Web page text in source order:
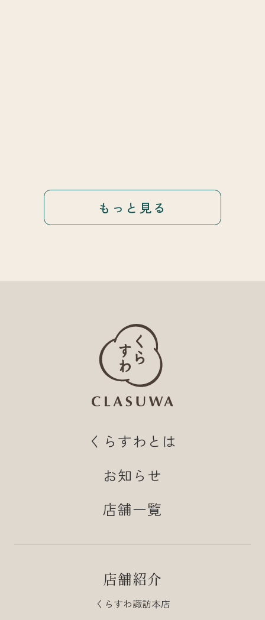
もっと見る
くらすわとは
お知らせ
店舗一覧
店舗紹介
くらすわ諏訪本店